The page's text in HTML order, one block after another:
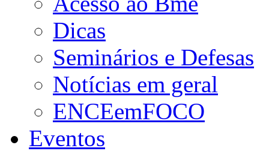
Dicas
Seminários e Defesas
Notícias em geral
ENCEemFOCO
Eventos